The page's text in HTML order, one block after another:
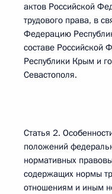
актов Российской
трудового права, в
Федерацию
составе Российской
Республики Крым и
Севастополя.
Статья 2.
положений
нормативных
содержащих нормы
отношениям и иным